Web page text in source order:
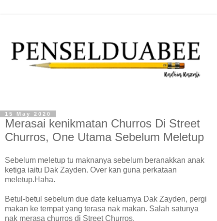
15 May 2020
Merasai kenikmatan Churros Di Street
Churros, One Utama Sebelum Meletup
Sebelum meletup tu maknanya sebelum beranakkan anak
ketiga iaitu Dak Zayden. Over kan guna perkataan
meletup.Haha.
Betul-betul sebelum due date keluarnya Dak Zayden, pergi
makan ke tempat yang terasa nak makan. Salah satunya
nak merasa churros di Street Churros.